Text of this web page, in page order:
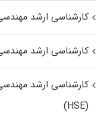
کارشناسی ارشد
کارشناسی ارشد
کارشناسی ارشد
(HSE)